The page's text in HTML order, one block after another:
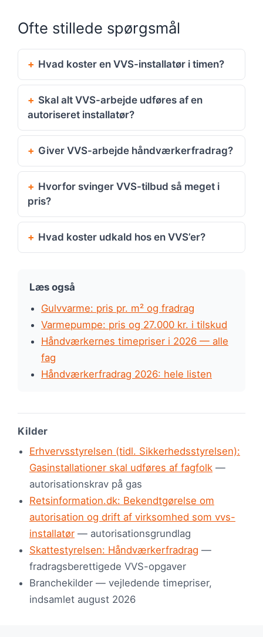
Ofte stillede spørgsmål
Hvad koster en VVS-installatør i timen?
Skal alt VVS-arbejde udføres af en
autoriseret installatør?
Giver VVS-arbejde håndværkerfradrag?
Hvorfor svinger VVS-tilbud så meget i
pris?
Hvad koster udkald hos en VVS’er?
Læs også
Gulvvarme: pris pr. m² og fradrag
Varmepumpe: pris og 27.000 kr. i tilskud
Håndværkernes timepriser i 2026 — alle
fag
Håndværkerfradrag 2026: hele listen
Kilder
Erhvervsstyrelsen (tidl. Sikkerhedsstyrelsen):
Gasinstallationer skal udføres af fagfolk —
autorisationskrav på gas
Retsinformation.dk: Bekendtgørelse om
autorisation og drift af virksomhed som vvs-
installatør — autorisationsgrundlag
Skattestyrelsen: Håndværkerfradrag —
fradragsberettigede VVS-opgaver
Branchekilder — vejledende timepriser,
indsamlet august 2026